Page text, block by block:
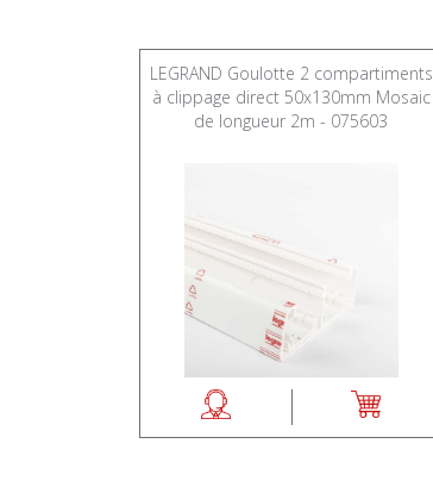
LEGRAND Goulotte 2 compartiments
à clippage direct 50x130mm Mosaic
de longueur 2m - 075603